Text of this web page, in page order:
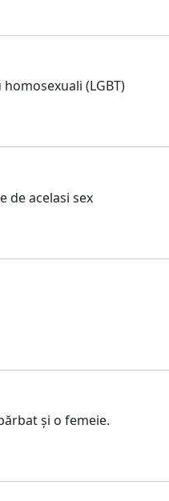
(LGBT)
de acelasi sex
și o femeie.